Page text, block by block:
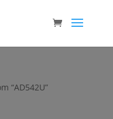
“AD542U”